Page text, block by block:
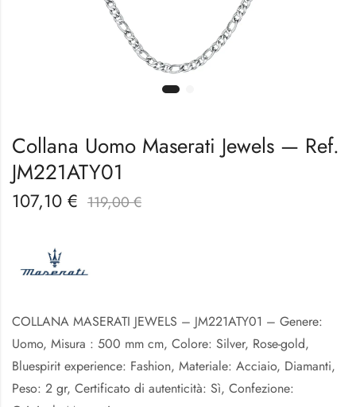
Collana Uomo Maserati Jewels — Ref.
JM221ATY01
107,10 € 119,00€
COLLANA MASERATI JEWELS – JM221ATY01 – Genere:
Uomo, Misura : 500 mm cm, Colore: Silver, Rose-gold,
Bluespirit experience: Fashion, Materiale: Acciaio, Diamanti,
Peso: 2 gr, Certificato di autenticità: Sì, Confezione: